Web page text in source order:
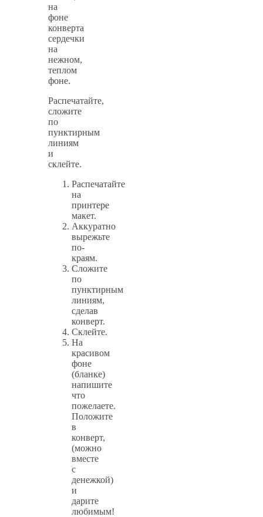
на
фоне
конверта
сердечки
на
нежном,
теплом
фоне.
Распечатайте,
сложите
по
пунктирным
линиям
и
склейте.
Распечатайте
на
принтере
макет.
Аккуратно
вырежьте
по-
краям.
Сложите
по
пунктирным
линиям,
сделав
конверт.
Склейте.
На
красивом
фоне
(бланке)
напишите
что
пожелаете.
Положите
в
конверт,
(можно
вместе
с
денежкой)
и
дарите
любимым!